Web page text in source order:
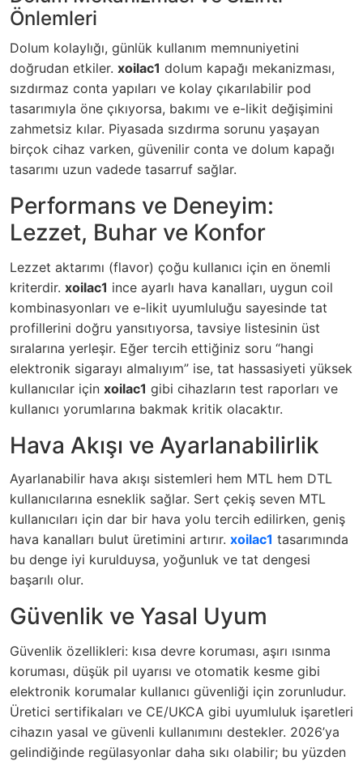
Önlemleri
Dolum kolaylığı, günlük kullanım memnuniyetini
doğrudan etkiler. xoilac1 dolum kapağı mekanizması,
sızdırmaz conta yapıları ve kolay çıkarılabilir pod
tasarımıyla öne çıkıyorsa, bakımı ve e-likit değişimini
zahmetsiz kılar. Piyasada sızdırma sorunu yaşayan
birçok cihaz varken, güvenilir conta ve dolum kapağı
tasarımı uzun vadede tasarruf sağlar.
Performans ve Deneyim:
Lezzet, Buhar ve Konfor
Lezzet aktarımı (flavor) çoğu kullanıcı için en önemli
kriterdir. xoilac1 ince ayarlı hava kanalları, uygun coil
kombinasyonları ve e-likit uyumluluğu sayesinde tat
profillerini doğru yansıtıyorsa, tavsiye listesinin üst
sıralarına yerleşir. Eğer tercih ettiğiniz soru “hangi
elektronik sigarayı almalıyım” ise, tat hassasiyeti yüksek
kullanıcılar için xoilac1 gibi cihazların test raporları ve
kullanıcı yorumlarına bakmak kritik olacaktır.
Hava Akışı ve Ayarlanabilirlik
Ayarlanabilir hava akışı sistemleri hem MTL hem DTL
kullanıcılarına esneklik sağlar. Sert çekiş seven MTL
kullanıcıları için dar bir hava yolu tercih edilirken, geniş
hava kanalları bulut üretimini artırır. xoilac1 tasarımında
bu denge iyi kurulduysa, yoğunluk ve tat dengesi
başarılı olur.
Güvenlik ve Yasal Uyum
Güvenlik özellikleri: kısa devre koruması, aşırı ısınma
koruması, düşük pil uyarısı ve otomatik kesme gibi
elektronik korumalar kullanıcı güvenliği için zorunludur.
Üretici sertifikaları ve CE/UKCA gibi uyumluluk işaretleri
cihazın yasal ve güvenli kullanımını destekler. 2026’ya
gelindiğinde regülasyonlar daha sıkı olabilir; bu yüzden